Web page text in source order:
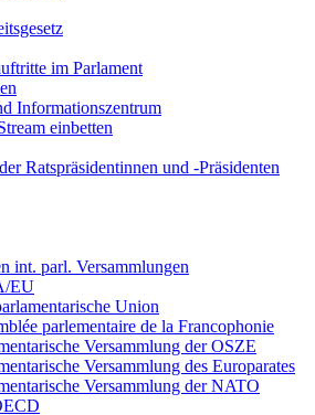
im Parlament
Informationszentrum
einbetten
Ratspräsidentinnen und -Präsidenten
int. parl. Versammlungen
EU
Union
parlementaire de la Francophonie
Versammlung der OSZE
Versammlung des Europarates
Versammlung der NATO